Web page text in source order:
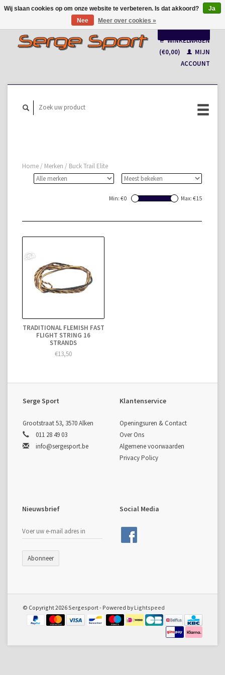
Français
WINKELWAGEN
(€0,00)
MIJN
ACCOUNT
Home / Merken / Buck Trail Elite
Min: €0 Max: €15
TRADITIONAL FLEMISH FAST
FLIGHT STRING 16
STRANDS
€13,50
Serge Sport
Grootstraat 53, 3570 Alken
011 28 49 03
info@sergesport.be
Klantenservice
Openingsuren & Contact
Over Ons
Algemene voorwaarden
Privacy Policy
Nieuwsbrief
Abonneer
Social Media
© Copyright 2026 Sergesport - Powered byLightspeed
Wij slaan cookies op om onze website te verbeteren. Is dat akkoord?
Ja
Nee
Meer over cookies »